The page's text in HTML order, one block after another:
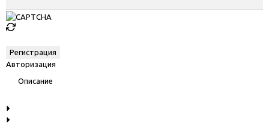
Авторизация
Описание